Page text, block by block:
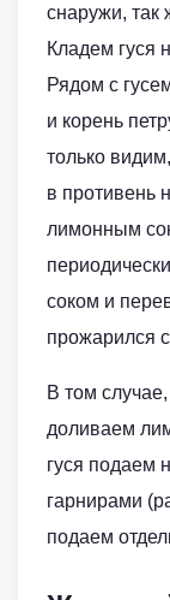
снаружи,
Кладем гуся
Рядом с
и корень
только
в противень
лимонным
соком и
прожарился
В том
доливаем
гуся подаем
гарнирами
подаем